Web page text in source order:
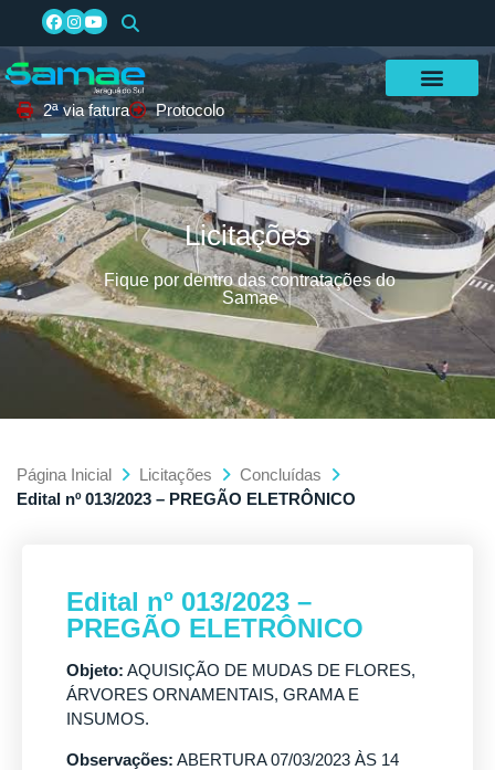
2ª via fatura Protocolo
Licitações
Fique por dentro das contratações do
Samae
Página Inicial Licitações
Concluídas
Edital nº 013/2023 – PREGÃO ELETRÔNICO
Edital nº 013/2023 –
PREGÃO ELETRÔNICO
Objeto: AQUISIÇÃO DE MUDAS DE FLORES,
ÁRVORES ORNAMENTAIS, GRAMA E
INSUMOS.
Observações: ABERTURA 07/03/2023 ÀS 14